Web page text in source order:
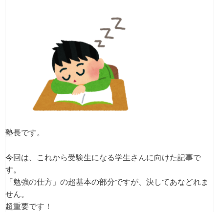
塾長です。
今回は、これから受験生になる学生さんに向けた記事で
す。
「勉強の仕方」の超基本の部分ですが、決してあなどれま
せん。
超重要です！